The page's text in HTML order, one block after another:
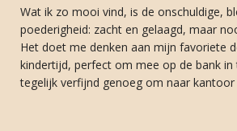
Wat ik zo mooi vind, is de onschuldige,
poederigheid: zacht en gelaagd, maar
Het doet me denken aan mijn favoriete
kindertijd, perfect om mee op de bank
tegelijk verfijnd genoeg om naar kantoor